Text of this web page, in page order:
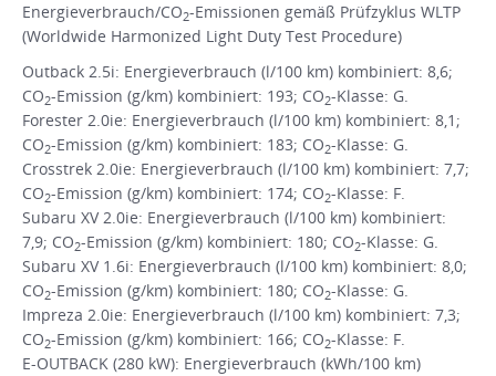
Energieverbrauch/CO2-Emissionen gemäß Prüfzyklus WLTP
(Worldwide Harmonized Light Duty Test Procedure)
Outback 2.5i: Energieverbrauch (l/100 km) kombiniert: 8,6;
CO2-Emission (g/km) kombiniert: 193; CO2-Klasse: G.
Forester 2.0ie: Energieverbrauch (l/100 km) kombiniert: 8,1;
CO2-Emission (g/km) kombiniert: 183; CO2-Klasse: G.
Crosstrek 2.0ie: Energieverbrauch (l/100 km) kombiniert: 7,7;
CO2-Emission (g/km) kombiniert: 174; CO2-Klasse: F.
Subaru XV 2.0ie: Energieverbrauch (l/100 km) kombiniert:
7,9; CO2-Emission (g/km) kombiniert: 180; CO2-Klasse: G.
Subaru XV 1.6i: Energieverbrauch (l/100 km) kombiniert: 8,0;
CO2-Emission (g/km) kombiniert: 180; CO2-Klasse: G.
Impreza 2.0ie: Energieverbrauch (l/100 km) kombiniert: 7,3;
CO2-Emission (g/km) kombiniert: 166; CO2-Klasse: F.
E-OUTBACK (280 kW): Energieverbrauch (kWh/100 km)